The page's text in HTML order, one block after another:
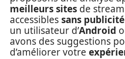
meilleurs sites de
accessiblessans publicité
un utilisateur d’Android
avons des suggestions
d’améliorer votre